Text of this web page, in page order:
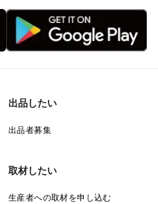
出品したい
出品者募集
取材したい
生産者への取材を申し込む